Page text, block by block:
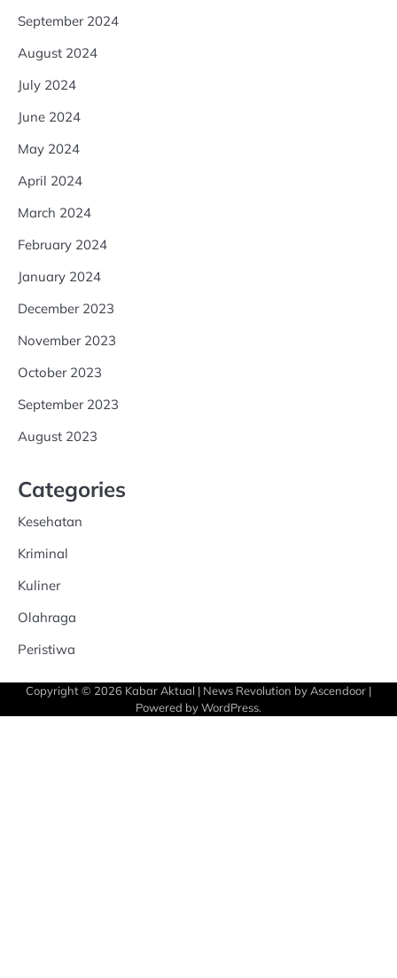
September 2024
August 2024
July 2024
June 2024
May 2024
April 2024
March 2024
February 2024
January 2024
December 2023
November 2023
October 2023
September 2023
August 2023
Categories
Kesehatan
Kriminal
Kuliner
Olahraga
Peristiwa
Copyright © 2026 Kabar Aktual | News Revolution by Ascendoor |
Powered byWordPress.